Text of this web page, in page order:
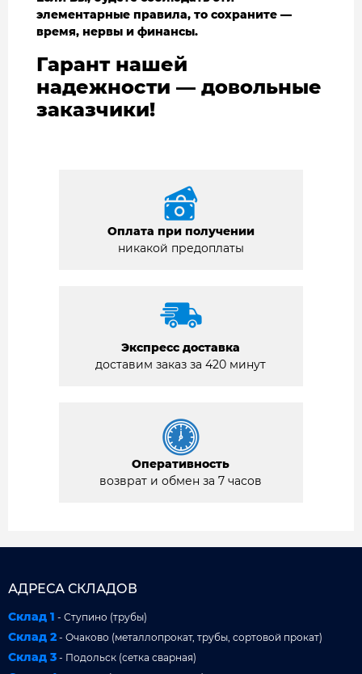
элементарные правила, то сохраните —
время, нервы и финансы.
Гарант нашей
надежности — довольные
заказчики!
Оплата при получении
никакой предоплаты
Экспресс доставка
доставим заказ за 420 минут
Оперативность
возврат и обмен за 7 часов
АДРЕСА СКЛАДОВ
Склад 1 - Ступино (трубы)
Склад 2 - Очаково (металлопрокат, трубы, сортовой прокат)
Склад 3 - Подольск (сетка сварная)